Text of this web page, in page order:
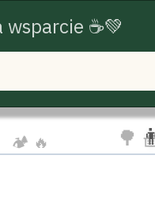
TURYSTYKA
🦅
🏕️ 🔥 🌳
wsparcie ☕💚